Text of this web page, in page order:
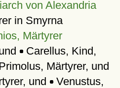
von Alexandria
in Smyrna
Märtyrer
Carellus, Kind,
Märtyrer, und
und Venustus,